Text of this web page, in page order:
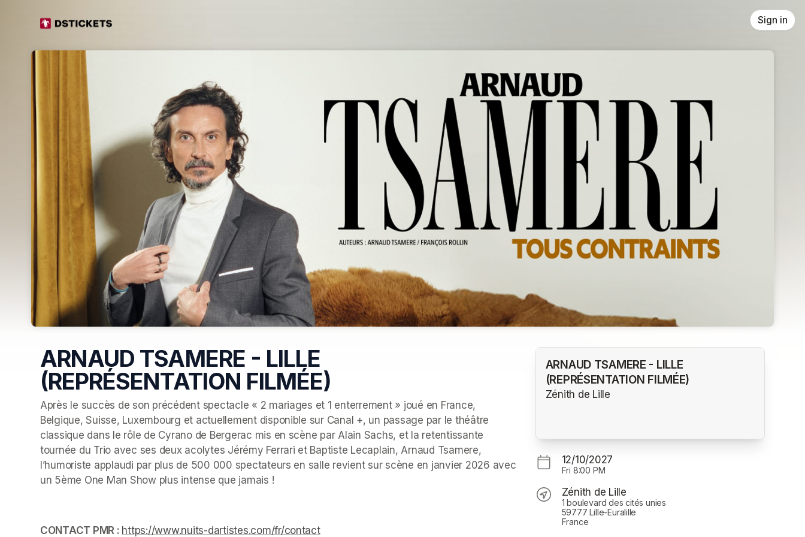
Sign in
ARNAUD TSAMERE - LILLE
(REPRÉSENTATION FILMÉE)
Après le succès de son précédent spectacle « 2 mariages et 1 enterrement » joué en France,
Belgique, Suisse, Luxembourg et actuellement disponible sur Canal +, un passage par le théâtre
classique dans le rôle de Cyrano de Bergerac mis en scène par Alain Sachs, et la retentissante
tournée du Trio avec ses deux acolytes Jérémy Ferrari et Baptiste Lecaplain, Arnaud Tsamere,
l’humoriste applaudi par plus de 500 000 spectateurs en salle revient sur scène en janvier 2026 avec
un 5ème One Man Show plus intense que jamais !
CONTACT PMR : https://www.nuits-dartistes.com/fr/contact(opens in a new tab)
ARNAUD TSAMERE - LILLE
(REPRÉSENTATION FILMÉE)
Zénith de Lille
12/10/2027
Fri 8:00 PM
Zénith de Lille
1 boulevard des cités unies
59777 Lille-Euralille
France